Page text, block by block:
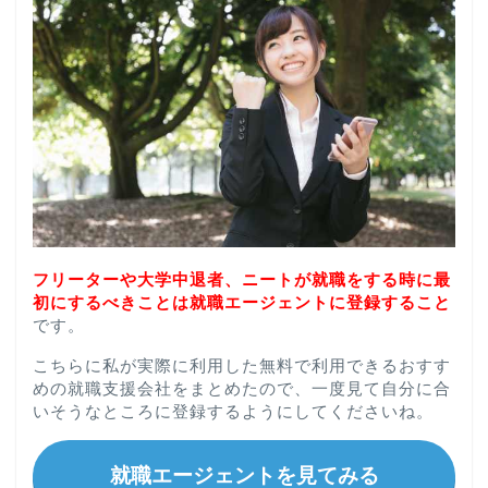
フリーターや大学中退者、ニートが就職をする時に最
初にするべきことは就職エージェントに登録すること
です。
こちらに私が実際に利用した無料で利用できるおすす
めの就職支援会社をまとめたので、一度見て自分に合
いそうなところに登録するようにしてくださいね。
就職エージェントを見てみる